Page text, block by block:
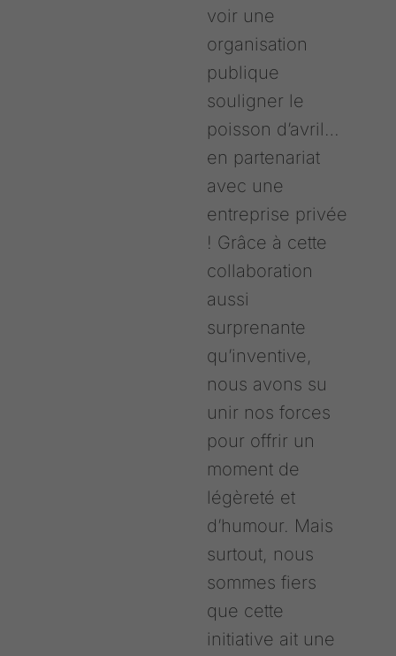
voir une
organisation
publique
souligner le
poisson d’avril…
en partenariat
avec une
entreprise privée
! Grâce à cette
collaboration
aussi
surprenante
qu’inventive,
nous avons su
unir nos forces
pour offrir un
moment de
légèreté et
d’humour. Mais
surtout, nous
sommes fiers
que cette
initiative ait une